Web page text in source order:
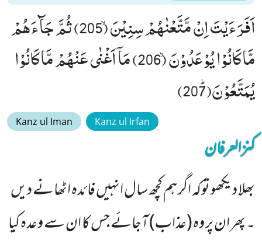
اَفَرَءَیْتَ اِنْ مَّتَّعْنٰهُمْ سِنِیْنَۙ (205) ثُمَّ جَآءَهُمْ
مَّا كَانُوْا یُوْعَدُوْنَۙ (206) مَاۤ اَغْنٰى عَنْهُمْ مَّا كَانُوْا
یُمَتَّعُوْنَﭤ(207)
Kanz ul Iman Kanz ul Irfan
کنزالعرفان
بھلا دیکھو توکہ اگر ہم کچھ سال انہیں فائدہ اٹھانے دیں
۔ پھر ان پر وہ (عذاب) آجائے جس کا ان سے وعدہ کیا